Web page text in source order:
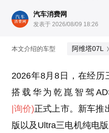
汽车消费网
发表于 2026/08/09 18:26
本文介绍的车型 阿维塔07L
2026年8月8日，在经历
搭载华为乾崑智驾
|询价)正式上市。新车推
版以及Ultra三电机纯电